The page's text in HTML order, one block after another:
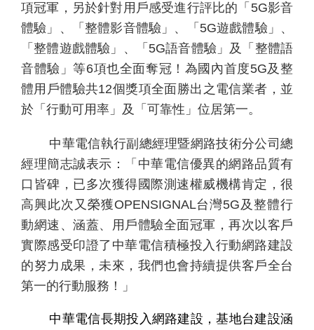
項冠軍，另於針對用戶感受進行評比的「 5G影音
體驗」、「整體影音體驗」、「 5G遊戲體驗」、
「整體遊戲體驗」、「 5G語音體驗」及「整體語
音體驗」等6項也全面奪冠！為國內首度5G及整
體用戶體驗共12個獎項全面勝出之電信業者，並
於「行動可用率」及「可靠性」位居第一。
中華電信執行副總經理暨網路技術分公司總
經理簡志誠表示：「中華電信優異的網路品質有
口皆碑，已多次獲得國際測速權威機構肯定，很
高興此次又榮獲OPENSIGNAL台灣5G及整體行
動網速、涵蓋、用戶體驗全面冠軍，再次以客戶
實際感受印證了中華電信積極投入行動網路建設
的努力成果，未來，我們也會持續提供客戶全台
第一的行動服務！」
中華電信長期投入網路建設，基地台建設涵